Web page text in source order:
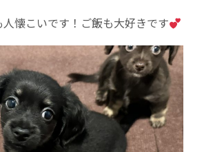
懐こいです！ご飯も大好きです